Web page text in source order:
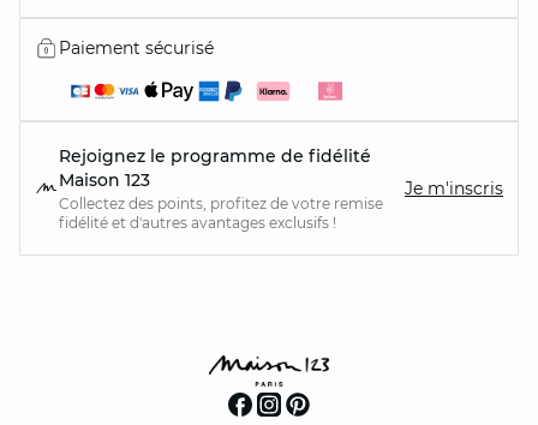
Paiement sécurisé
Rejoignez le programme de fidélité
Maison 123
Collectez des points, profitez de votre remise
fidélité et d'autres avantages exclusifs !
Je m'inscris